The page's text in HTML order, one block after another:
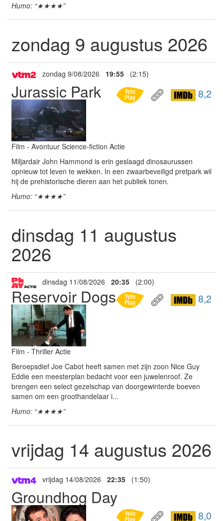
Humo: “★★★★”
zondag 9 augustus 2026
zondag 9/08/2026 19:55 (2:15)
Jurassic Park 8,2
Film - Avontuur Science-fiction Actie
Miljardair John Hammond is erin geslaagd dinosaurussen
opnieuw tot leven te wekken. In een zwaarbeveiligd pretpark wil
hij de prehistorische dieren aan het publiek tonen.
Humo: “★★★★”
dinsdag 11 augustus
2026
dinsdag 11/08/2026 20:35 (2:00)
Reservoir Dogs 8,2
Film - Thriller Actie
Beroepsdief Joe Cabot heeft samen met zijn zoon Nice Guy
Eddie een meesterplan bedacht voor een juwelenroof. Ze
brengen een select gezelschap van doorgewinterde boeven
samen om een groothandelaar i...
Humo: “★★★★”
vrijdag 14 augustus 2026
vrijdag 14/08/2026 22:35 (1:50)
Groundhog Day
8,0